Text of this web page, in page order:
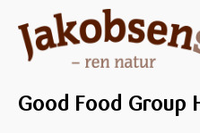
Good Food Group